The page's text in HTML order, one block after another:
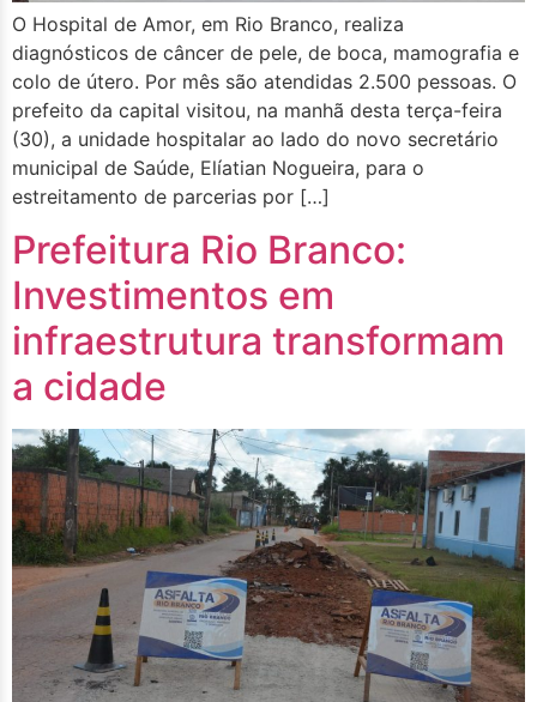
O Hospital de Amor, em Rio Branco, realiza
diagnósticos de câncer de pele, de boca, mamografia e
colo de útero. Por mês são atendidas 2.500 pessoas. O
prefeito da capital visitou, na manhã desta terça-feira
(30), a unidade hospitalar ao lado do novo secretário
municipal de Saúde, Elíatian Nogueira, para o
estreitamento de parcerias por […]
Prefeitura Rio Branco:
Investimentos em
infraestrutura transformam
a cidade